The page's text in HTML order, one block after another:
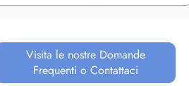
Visita le nostre Domande
Frequenti o Contattaci